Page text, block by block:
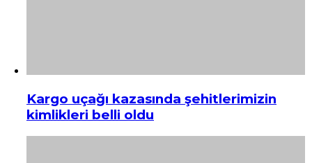
Kargo uçağı kazasında şehitlerimizin
kimlikleri belli oldu